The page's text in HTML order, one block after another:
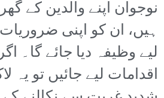
نوجوان اپنے والدین کے
ہیں، ان کو اپنی
لیے وظیفہ دیا جائے گا۔
اقدامات لیے جائیں تو یہ